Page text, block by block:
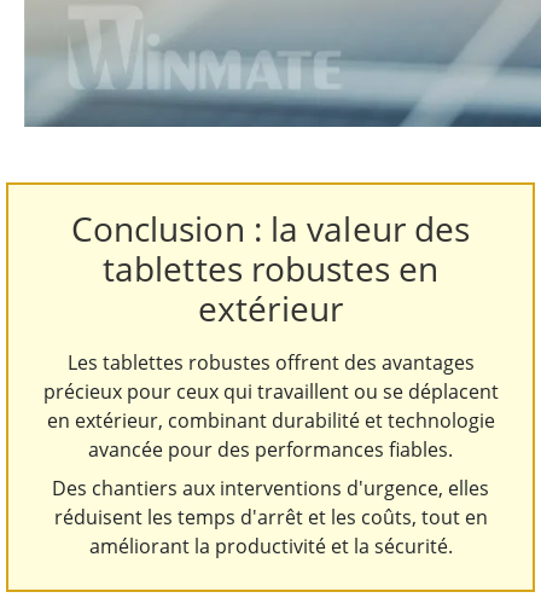
Conclusion : la valeur des
tablettes robustes en
extérieur
Les tablettes robustes offrent des avantages
précieux pour ceux qui travaillent ou se déplacent
en extérieur, combinant durabilité et technologie
avancée pour des performances fiables.
Des chantiers aux interventions d'urgence, elles
réduisent les temps d'arrêt et les coûts, tout en
améliorant la productivité et la sécurité.